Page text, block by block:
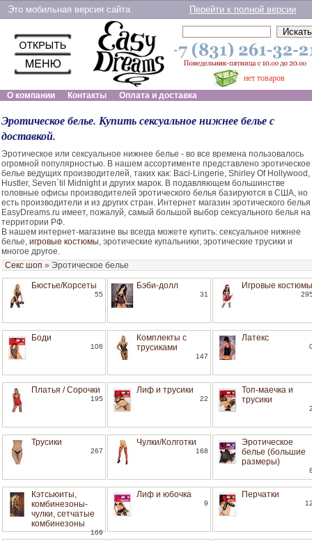
Это мобильная версия сайта Перейти к полной версии
нет товаров
О компании
Контакты Оплата и доставка
Эротическое белье. Купить сексуальное нижнее белье с
доставкой.
Эротическое или сексуальное нижнее белье - во все времена пользовалось
огромной популярностью. В нашем ассортименте представлено эротическое
белье ведущих производителей, таких как: Baci-Lingerie, Shirley Of Hollywood,
Hustler, Seven`til Midnight и других марок. В подавляющем большинстве
головные офисы производителей эротического белья базируются в США, но
есть производители и из других стран. Интернет магазин эротического белья
EasyDreams.ru имеет, пожалуй, самый большой выбор сексуального белья на
территории РФ.
В нашем интернет-магазине вы всегда можете купить: сексуальное нижнее
белье, игровые костюмы, эротические купальники, эротические трусики и
многое другое.
Секс шоп » Эротическое белье
Бюстье/Корсеты
55
Бэби-долл
31
Игровые костюмы
Боди
106
Комплекты с
трусиками
147
Латекс
Платья / Сорочки
195
Лиф и трусики
22
Топ-маечка и
трусики
Трусики
267
Чулки/Колготки
168
Эротическое
белье (большие
размеры)
Кэтсьюиты,
комбинезоны-
чулки, сетчатые
комбинезоны
169
Лиф и юбочка
9
Перчатки